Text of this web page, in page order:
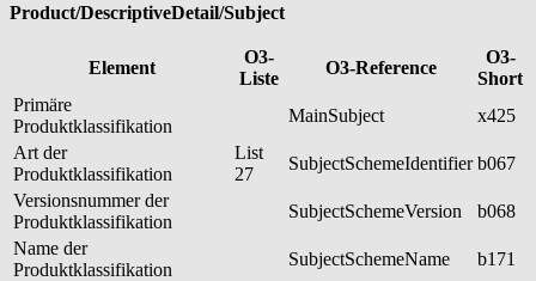
Product/DescriptiveDetail/Subject
Element
O3-
Liste
O3-Reference
O3-
Short
Primäre
Produktklassifikation
MainSubject
x425
Art der
Produktklassifikation
List
27
SubjectSchemeIdentifier b067
Versionsnummer der
Produktklassifikation
SubjectSchemeVersion
b068
Name der
Produktklassifikation
SubjectSchemeName
b171